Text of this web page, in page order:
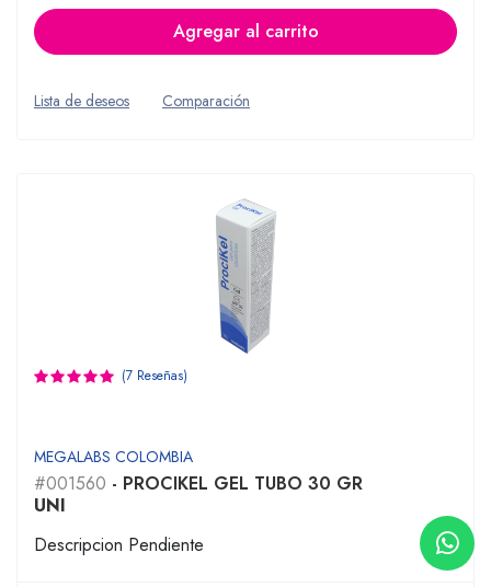
Agregar al carrito
Lista de deseos Comparación
(7 Reseñas)
MEGALABS COLOMBIA
#001560 - PROCIKEL GEL TUBO 30 GR
UNI
Descripcion Pendiente